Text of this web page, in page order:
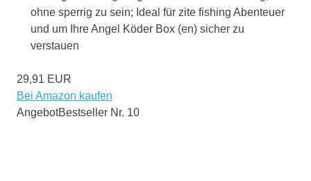
ohne sperrig zu sein; Ideal für zite fishing Abenteuer
und um Ihre Angel Köder Box (en) sicher zu
verstauen
29,91 EUR
Bei Amazon kaufen
AngebotBestseller Nr. 10